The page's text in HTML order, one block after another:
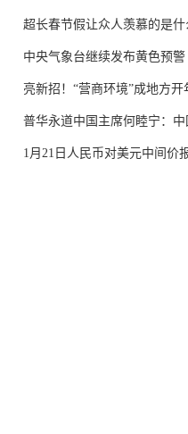
超长春节假让众人羡慕的是什
中央气象台继续发布黄色预
雪...
亮新招！“营商环境”成地方开
普华永道中国主席何睦宁：
济...
1月21日人民币对美元中间价